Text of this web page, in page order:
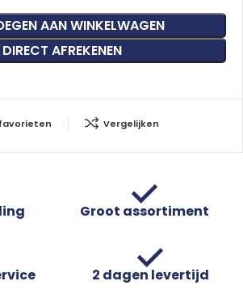
AAN WINKELWAGEN
DIRECT AFREKENEN
Vergelijken
Groot assortiment
2 dagen levertijd